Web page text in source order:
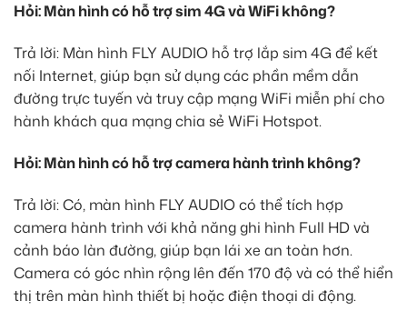
Hỏi: Màn hình có hỗ trợ sim 4G và WiFi không?
Trả lời: Màn hình FLY AUDIO hỗ trợ lắp sim 4G để kết
nối Internet, giúp bạn sử dụng các phần mềm dẫn
đường trực tuyến và truy cập mạng WiFi miễn phí cho
hành khách qua mạng chia sẻ WiFi Hotspot.
Hỏi: Màn hình có hỗ trợ camera hành trình không?
Trả lời: Có, màn hình FLY AUDIO có thể tích hợp
camera hành trình với khả năng ghi hình Full HD và
cảnh báo làn đường, giúp bạn lái xe an toàn hơn.
Camera có góc nhìn rộng lên đến 170 độ và có thể hiển
thị trên màn hình thiết bị hoặc điện thoại di động.